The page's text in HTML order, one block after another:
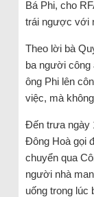
Bá Phi, cho
trái ngược với
Theo lời bà
ba người công
ông Phi lên
việc, mà
Đến trưa ngày
Đông Hoà gọi
chuyển qua
người nhà
uống trong lúc